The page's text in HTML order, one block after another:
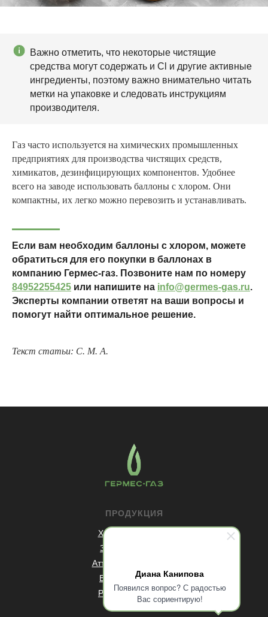
Диана Канипова
Появился вопрос? С радостью
Вас сориентирую!
Важно отметить, что некоторые чистящие
средства могут содержать и Cl и другие активные
ингредиенты, поэтому важно внимательно читать
метки на упаковке и следовать инструкциям
производителя.
Газ часто используется на химических промышленных
предприятиях для производства чистящих средств,
химикатов, дезинфицирующих компонентов. Удобнее
всего на заводе использовать баллоны с хлором. Они
компактны, их легко можно перевозить и устанавливать.
Если вам необходим баллоны с хлором, можете
обратиться для его покупки в баллонах в
компанию Гермес-газ. Позвоните нам по номеру
84952255425 или напишите на info@germes-gas.ru.
Эксперты компании ответят на ваши вопросы и
помогут найти оптимальное решение.
Текст статьи: С. М. А.
ПРОДУКЦИЯ
Хлорные баллоны
Заправка хлором
Аттестация баллонов
Вентили хлорные
Редуктор хлорный